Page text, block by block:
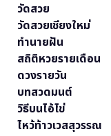
วัดสวย
วัดสวยเชียงใหม่
ทำนายฝัน
สถิติหวยรายเดือน
ดวงรายวัน
บทสวดมนต์
วิธีบนไอ้ไข่
ไหว้ท้าวเวสสุวรรณ